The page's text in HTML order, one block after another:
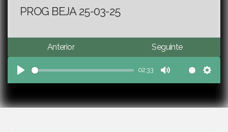
PROG BEJA 25-03-25
Anterior Seguinte
Play
02:33
Mute